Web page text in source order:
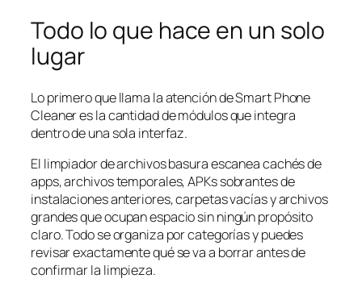
Todo lo que hace en un solo
lugar
Lo primero que llama la atención de Smart Phone
Cleaner es la cantidad de módulos que integra
dentro de una sola interfaz.
El limpiador de archivos basura escanea cachés de
apps, archivos temporales, APKs sobrantes de
instalaciones anteriores, carpetas vacías y archivos
grandes que ocupan espacio sin ningún propósito
claro. Todo se organiza por categorías y puedes
revisar exactamente qué se va a borrar antes de
confirmar la limpieza.